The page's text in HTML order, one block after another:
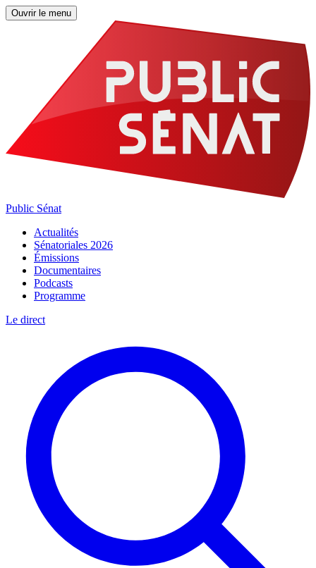
Ouvrir le menu
Public Sénat
Actualités
Sénatoriales 2026
Émissions
Documentaires
Podcasts
Programme
Le direct